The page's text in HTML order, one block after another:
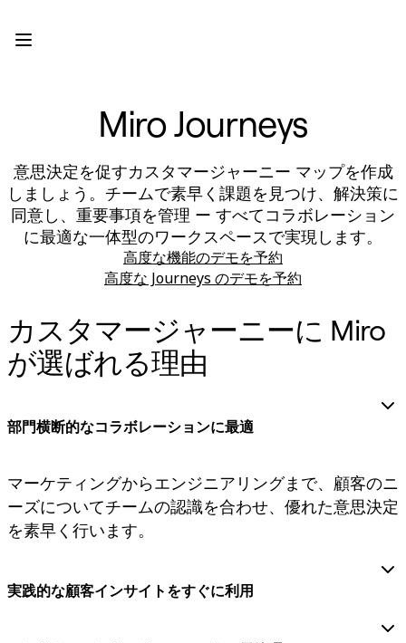
Engage
プラットフォーム
AI Workflows
コネクター
MCP サーバー
AI プレイブックを見る
MCP サーバー
ブループリント
インテグレーション
Enterprise Guard
開発者プラットフォーム
アプリをダウンロード
フォーマット
ダイアグラム
Talktrack
テーブル
文書
スライド
AI プレイブックを見る
Miro Journeys
意思決定を促すカスタマージャーニー マップを作成
しましょう。チームで素早く課題を見つけ、解決策に
同意し、重要事項を管理 ー すべてコラボレーション
に最適な一体型のワークスペースで実現します。
高度な機能のデモを予約
高度な Journeys のデモを予約
カスタマージャーニーに Miro
が選ばれる理由
部門横断的なコラボレーションに最適
マーケティングからエンジニアリングまで、顧客のニ
ーズについてチームの認識を合わせ、優れた意思決定
を素早く行います。
実践的な顧客インサイトをすぐに利用